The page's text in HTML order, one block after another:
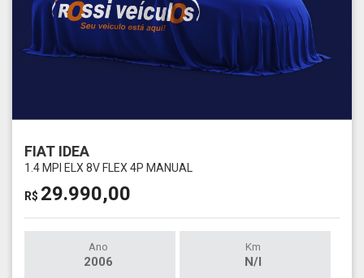
FIAT IDEA
1.4 MPI ELX 8V FLEX 4P MANUAL
R$ 29.990,00
Ano
2006
Km
N/I